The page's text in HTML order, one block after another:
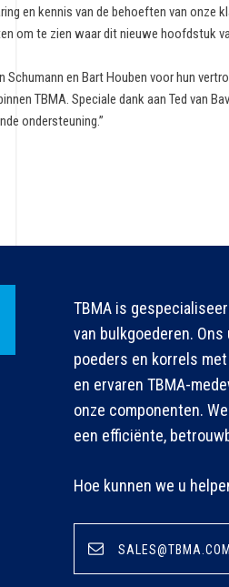
en kennis van de behoeften van onze
om te zien waar dit nieuwe hoofdstuk
Schumann en Bart Houben voor hun
TBMA. Speciale dank aan Ted van
ondersteuning.”
TBMA is
van bulkgoederen.
poeders en korrels
en ervaren TBMA-
onze componenten.
een efficiënte,
Hoe kunnen we u
SALES@TBMA.COM